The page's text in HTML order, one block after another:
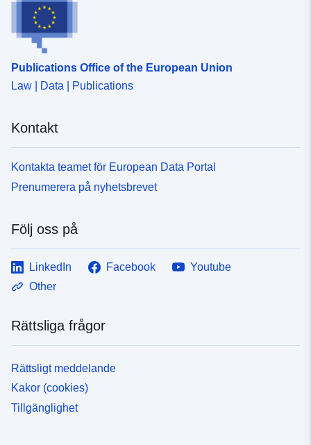
Publications Office of the European Union
Law | Data | Publications
Kontakt
Kontakta teamet för European Data Portal
Prenumerera på nyhetsbrevet
Följ oss på
LinkedIn Facebook
Youtube
Other
Rättsliga frågor
Rättsligt meddelande
Kakor (cookies)
Tillgänglighet